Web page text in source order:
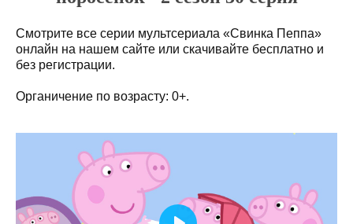
Смотрите все серии мультсериала «Свинка Пеппа»
онлайн на нашем сайте или скачивайте бесплатно и
без регистрации.
Органичение по возрасту: 0+.